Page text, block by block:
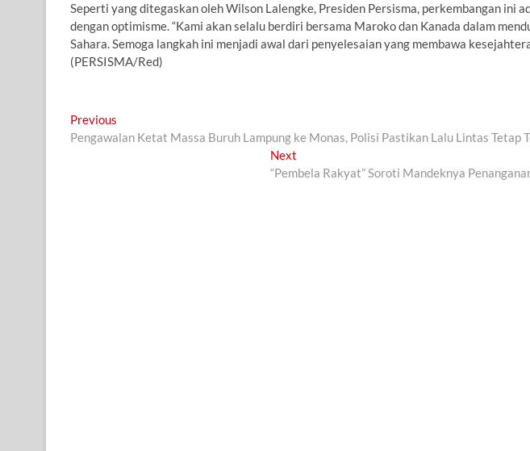
Seperti yang ditegaskan oleh Wilson Lalengke, Presiden Persisma, perkembangan ini
dengan optimisme. “Kami akan selalu berdiri bersama Maroko dan Kanada dalam
Sahara. Semoga langkah ini menjadi awal dari penyelesaian yang membawa
(PERSISMA/Red)
Navigasi
pos
Previous
post:
Pengawalan Ketat Massa Buruh Lampung ke Monas, Polisi Pastikan Lalu Lintas Tetap
Next
post:
“Pembela Rakyat” Soroti Mandeknya